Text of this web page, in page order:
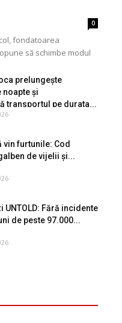
0
fondatoarea
să schimbe modul
prelungește
și
transportul pe durata...
vin furtunile: Cod
de vijelii și...
UNTOLD: Fără incidente
de peste 97.000...